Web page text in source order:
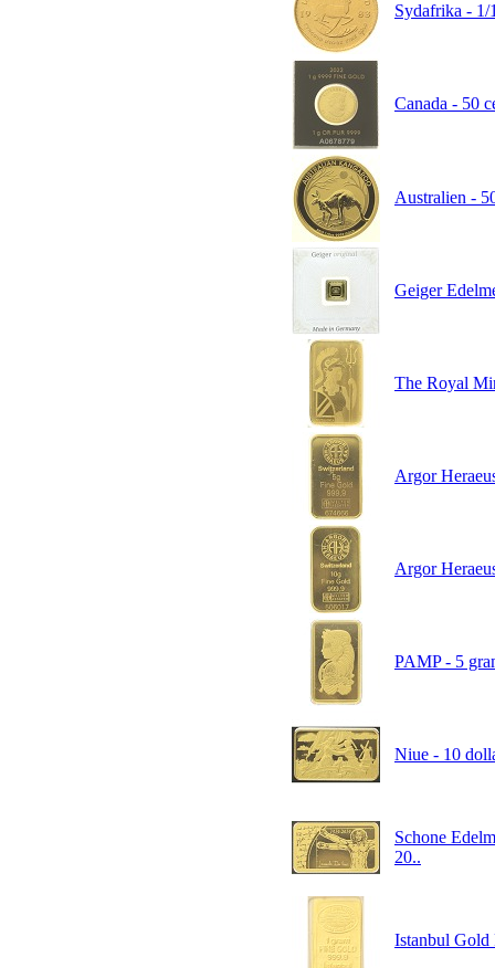
Sydafrika - 1/
Canada - 50
Australien -
Geiger
The Royal
Argor
Argor
PAMP - 5
Niue - 10
Schone
20..
Istanbul Gold